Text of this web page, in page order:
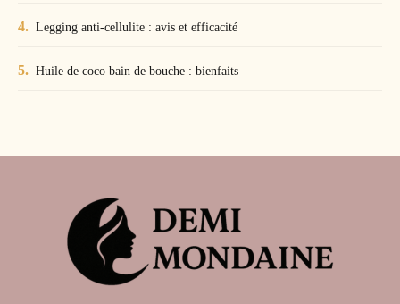
Legging anti-cellulite : avis et efficacité
Huile de coco bain de bouche : bienfaits